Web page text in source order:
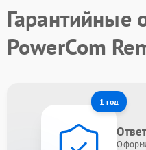
Гарантийные
PowerCom
1 год